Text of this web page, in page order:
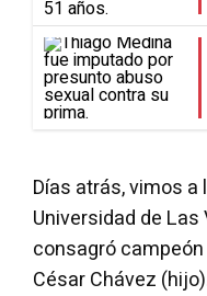
Días atrás, vimos
Universidad de
consagró
César Chávez